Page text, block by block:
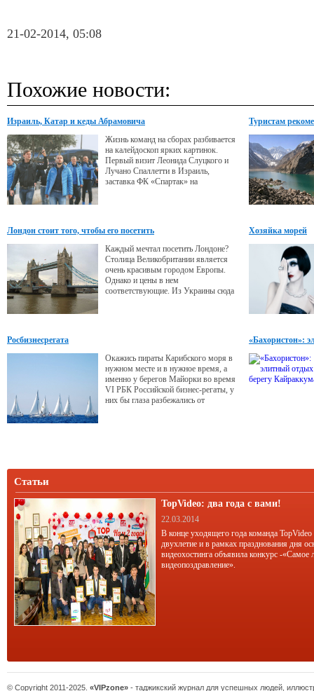
21-02-2014, 05:08
Похожие новости:
Израиль, Катар и кеды Абрамовича
Жизнь команд на сборах разбивается
на калейдоскоп ярких картинок.
Первый визит Леонида Слуцкого и
Лучано Спаллетти в Израиль,
заставка ФК «Спартак» на
Туристам
Лондон стоит того, чтобы его посетить
Каждый мечтал посетить Лондоне?
Столица Великобритании является
очень красивым городом Европы.
Однако и цены в нем
соответствующие. Из Украины сюда
Хозяйка морей
Росбизнесрегата
Окажись пираты Карибского моря в
нужном месте и в нужное время, а
именно у берегов Майорки во время
VI РБК Российской бизнес-регаты, у
них бы глаза разбежались от
«Бахористон»:
Статьи
TopVideo: два года с вами!
22.03.2014
В конце уходящего года команда TopVideo
двухлетие и в рамках празднования дня
видеохостинга объявила конкурс -«Самое
видеопоздравление».
© Copyright 2011-2025. «VIPzone» - таджикский журнал для успешных людей,